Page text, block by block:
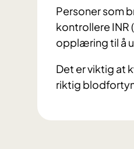
Personer som
kontrollere INR
opplæring til å
Det er viktig at
riktig